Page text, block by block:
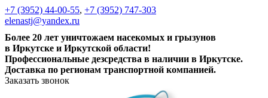
+7 (3952) 44-00-55, +7 (3952) 747-303
elenastj@yandex.ru
Более 20 лет уничтожаем насекомых и грызунов
в Иркутске и Иркутской области!
Профессиональные дезсредства в наличии в Иркутске.
Доставка по регионам транспортной компанией.
Заказать звонок